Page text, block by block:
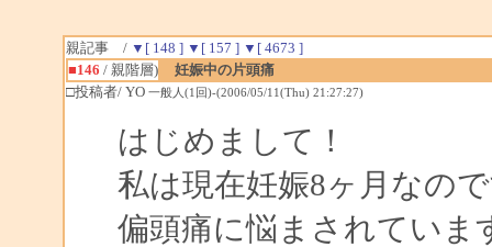
親記事 / ▼[ 148 ] ▼[ 157 ] ▼[ 4673 ]
■146 / 親階層)
妊娠中の片頭痛
□投稿者/ YO 一般人(1回)-(2006/05/11(Thu) 21:27:27)
はじめまして！
私は現在妊娠8ヶ月なの
偏頭痛に悩まされていま